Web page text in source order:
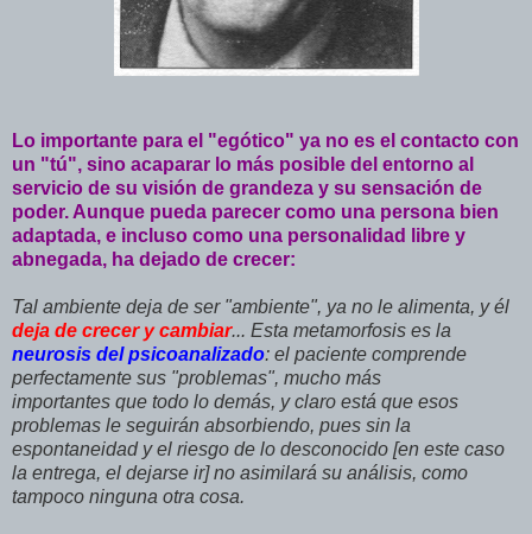
Lo importante para el "egótico" ya no es el contacto con
un "tú", sino acaparar lo más posible del entorno al
servicio de su visión de grandeza y su sensación de
poder. Aunque pueda parecer como una persona bien
adaptada, e incluso como una personalidad libre y
abnegada, ha dejado de crecer:
Tal ambiente deja de ser "ambiente", ya no le alimenta, y él
deja de crecer y cambiar... Esta metamorfosis es la
neurosis del psicoanalizado: el paciente comprende
perfectamente sus "problemas", mucho más
importantes que todo lo demás, y claro está que esos
problemas le seguirán absorbiendo, pues sin la
espontaneidad y el riesgo de lo desconocido [en este caso
la entrega, el dejarse ir] no asimilará su análisis, como
tampoco ninguna otra cosa.